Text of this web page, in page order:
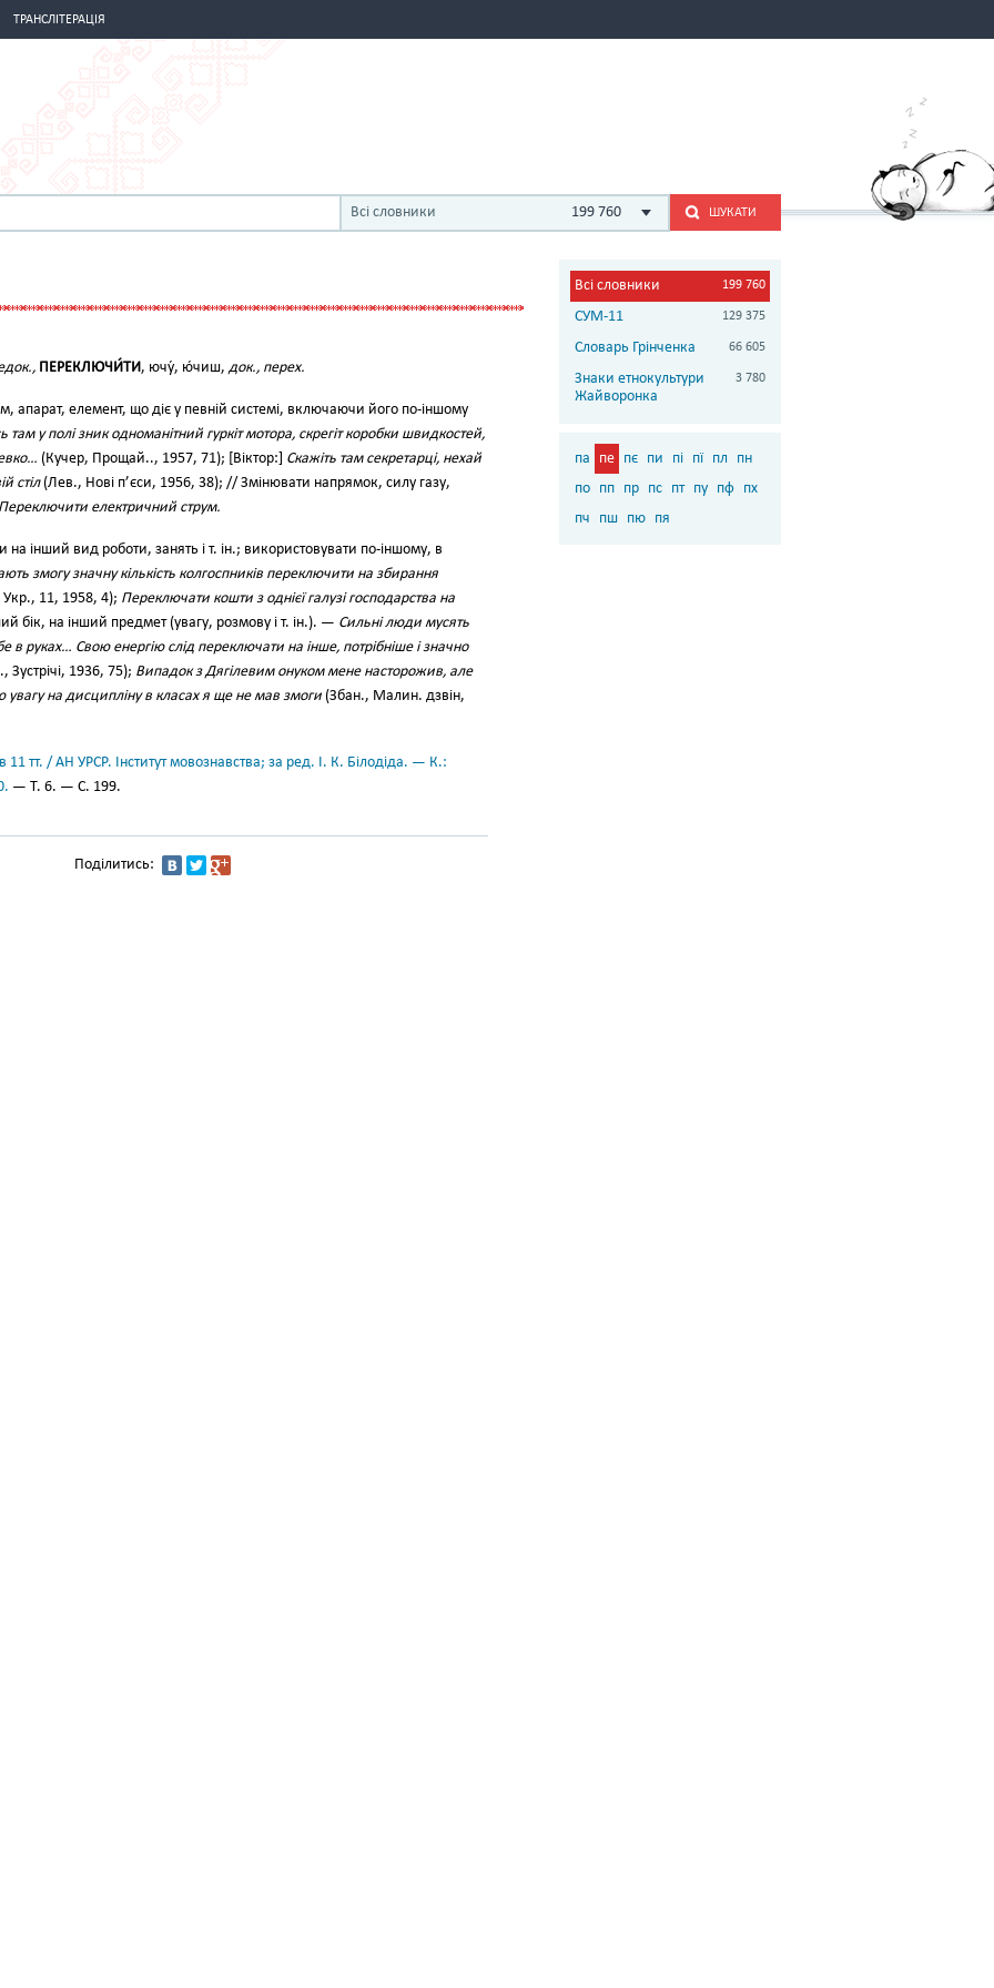
ТРАНСЛІТЕРАЦІЯ
Всі словники 199 760 ШУКАТИ
ПЕРЕКЛЮЧИ́ТИ, ючу́, ю́чиш, док., перех.
апарат, елемент, що діє у певній системі, включаючи його по-іншому
там у полі зник одноманітний гуркіт мотора, скрегіт коробки швидкостей,
(Кучер, Прощай.., 1957, 71); [Віктор:] Скажіть там секретарці, нехай
стіл(Лев., Нові п’єси, 1956, 38); // Змінювати напрямок, силу газу,
Переключити електричний струм.
на інший вид роботи, занять і т. ін.; використовувати по-іншому, в
змогу значну кількість колгоспників переключити на збирання
Укр., 11, 1958, 4); Переключати кошти з однієї галузі господарства на
бік, на інший предмет (увагу, розмову і т. ін.). — Сильні люди мусять
в руках… Свою енергію слід переключати на інше, потрібніше і значно
Зустрічі, 1936, 75); Випадок з Дягілевим онуком мене насторожив, але
увагу на дисципліну в класах я ще не мав змоги (Збан., Малин. дзвін,
11 тт. / АН УРСР. Інститут мовознавства; за ред. І. К. Білодіда. — К.:
— Т. 6. — С. 199.
Поділитись:
Всі словники 199 760
СУМ-11 129 375
Словарь Грінченка 66 605
Знаки етнокультури
Жайворонка
3 780
па пе пє пи пі пї пл
пн
по пп пр пс пт пу пф пх
пч
пш пю пя